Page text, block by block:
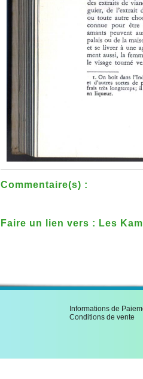
Commentaire(s) :
Faire un lien vers : Les
Informations de
Conditions de vente